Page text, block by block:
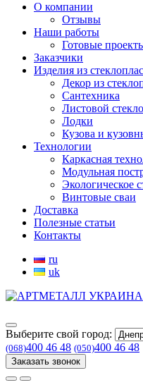
О компании
Отзывы
Наши работы
Готовые
Заказчики
Изделия из
Декор из
Сантехника
Листовой
Лодки
Кузова и
Технологии
Каркасная
Модульная
Экологическое
Винтовые сваи
Доставка
Полезные статьи
Контакты
ru
uk
Выберите свой город:
(068)400 46 48 (050)400 46 48
Заказать звонок